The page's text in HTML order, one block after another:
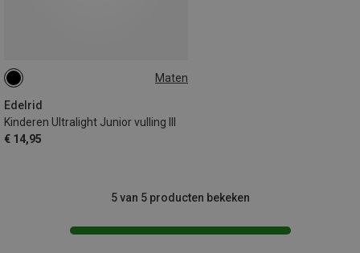
Maten
Edelrid
Kinderen Ultralight Junior vulling III
€ 14,95
ONE SIZE
5 van 5 producten bekeken